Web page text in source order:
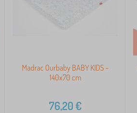
Madrac Ourbaby BABY KIDS -
140x70 cm
76,20€